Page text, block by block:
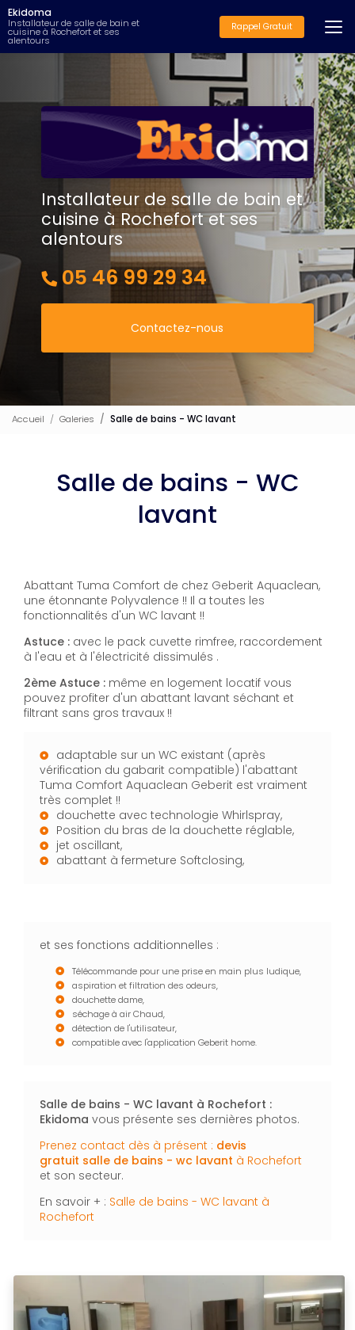
Aller
au
contenu
principal
Ekidoma
Installateur de salle de bain et
cuisine à Rochefort et ses
alentours
Rappel Gratuit
Installateur de salle de bain et
cuisine à Rochefort et ses
alentours
05 46 99 29 34
Contactez-nous
Accueil Galeries Salle de bains - WC lavant
Salle de bains - WC
lavant
Abattant Tuma Comfort de chez Geberit Aquaclean,
une étonnante Polyvalence !! Il a toutes les
fonctionnalités d'un WC lavant !!
Astuce : avec le pack cuvette rimfree, raccordement
à l'eau et à l'électricité dissimulés .
2ème Astuce : même en logement locatif vous
pouvez profiter d'un abattant lavant séchant et
filtrant sans gros travaux !!
adaptable sur un WC existant (après
vérification du gabarit compatible) l'abattant
Tuma Comfort Aquaclean Geberit est vraiment
très complet !!
douchette avec technologie Whirlspray,
Position du bras de la douchette réglable,
jet oscillant,
abattant à fermeture Softclosing,
et ses fonctions additionnelles :
Télécommande pour une prise en main plus ludique,
aspiration et filtration des odeurs,
douchette dame,
séchage à air Chaud,
détection de l'utilisateur,
compatible avec l'application Geberit home.
Salle de bains - WC lavant à Rochefort :
Ekidoma vous présente ses dernières photos.
Prenez contact dès à présent : devis
gratuit salle de bains - wc lavant à Rochefort
et son secteur.
En savoir + : Salle de bains - WC lavant à
Rochefort